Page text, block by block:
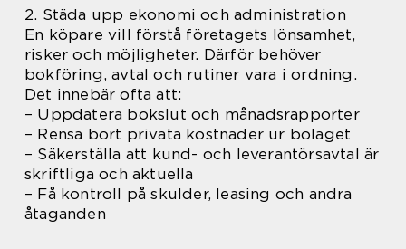
2. Städa upp ekonomi och administration
En köpare vill förstå företagets lönsamhet,
risker och möjligheter. Därför behöver
bokföring, avtal och rutiner vara i ordning.
Det innebär ofta att:
– Uppdatera bokslut och månadsrapporter
– Rensa bort privata kostnader ur bolaget
– Säkerställa att kund- och leverantörsavtal är
skriftliga och aktuella
– Få kontroll på skulder, leasing och andra
åtaganden